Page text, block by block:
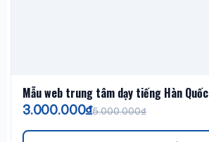
Mẫu web trung tâm dạy tiếng Hàn Quốc
3.000.000₫5.000.000₫